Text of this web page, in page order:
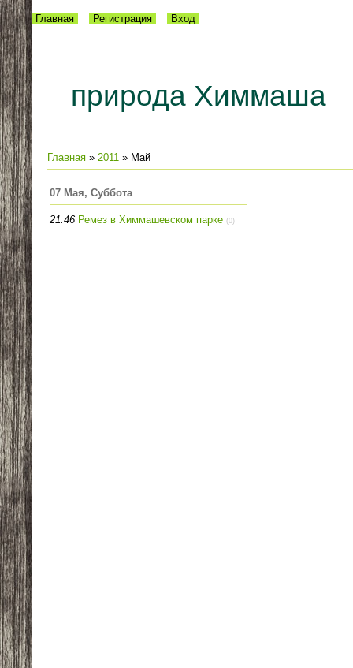
природа Химмаша
Главная Регистрация Вход
Главная » 2011 » Май
07 Мая, Суббота
21:46 Ремез в Химмашевском парке (0)